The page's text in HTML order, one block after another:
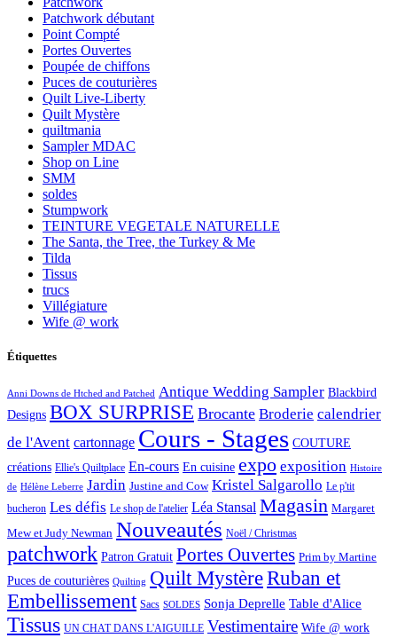
Patchwork débutant
Point Compté
Portes Ouvertes
Poupée de chiffons
Puces de couturières
Quilt Live-Liberty
Quilt Mystère
quiltmania
Sampler MDAC
Shop on Line
SMM
soldes
Stumpwork
TEINTURE VEGETALE NATURELLE
The Santa, the Tree, the Turkey & Me
Tilda
Tissus
trucs
Villégiature
Wife @ work
Étiquettes
Anni Downs de Htched and Patched Antique Wedding Sampler Blackbird
Designs BOX SURPRISE Brocante Broderie calendrier
de l'Avent cartonnage Cours - Stages COUTURE
créations Ellie's Quiltplace En-cours En cuisine expo exposition Histoire
de Hélène Leberre Jardin Justine and Cow Kristel Salgarollo Le p'tit
bucheron Les défis Le shop de l'atelier Léa Stansal Magasin Margaret
Mew et Judy Newman Nouveautés Noël / Christmas
patchwork Patron Gratuit Portes Ouvertes Prim by Martine
Puces de couturières Quilting Quilt MystèreRuban et
Embellissement Sacs SOLDES Sonja Deprelle Table d'Alice
Tissus UN CHAT DANS L'AIGUILLE Vestimentaire Wife @ work